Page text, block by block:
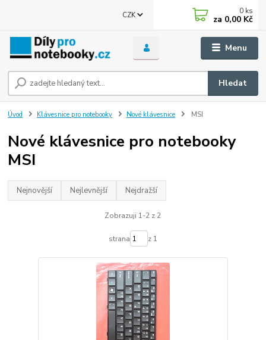
Menu
CZK
Hledat
0 ks
za 0,00 Kč
Úvod Klávesnice pro notebooky Nové klávesnice MSI
Nové klávesnice pro notebooky
MSI
Nejnovější Nejlevnější Nejdražší
Zobrazuji 1-2 z 2
strana z 1